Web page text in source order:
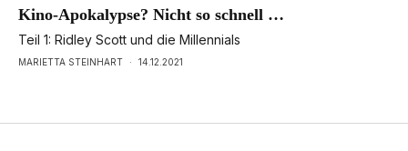
Kino-Apokalypse? Nicht so schnell …
Teil 1: Ridley Scott und die Millennials
MARIETTA STEINHART · 14.12.2021